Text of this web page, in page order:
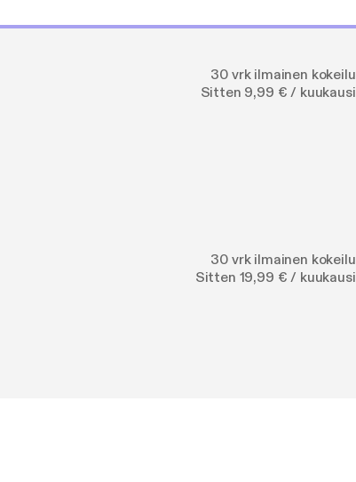
30 vrk ilmainen kokeilu
Sitten 9,99 € / kuukausi
30 vrk ilmainen kokeilu
Sitten 19,99 € / kuukausi